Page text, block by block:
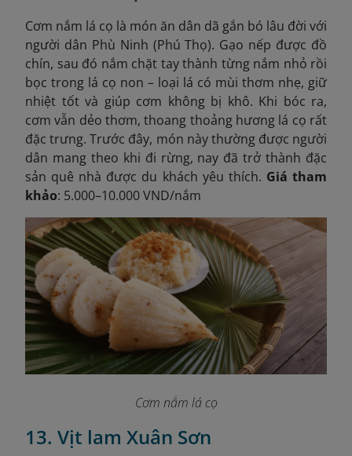
Cơm nắm lá cọ là món ăn dân dã gắn bó lâu đời với
người dân Phù Ninh (Phú Thọ). Gạo nếp được đồ
chín, sau đó nắm chặt tay thành từng nắm nhỏ rồi
bọc trong lá cọ non – loại lá có mùi thơm nhẹ, giữ
nhiệt tốt và giúp cơm không bị khô. Khi bóc ra,
cơm vẫn dẻo thơm, thoang thoảng hương lá cọ rất
đặc trưng. Trước đây, món này thường được người
dân mang theo khi đi rừng, nay đã trở thành đặc
sản quê nhà được du khách yêu thích. Giá tham
khảo: 5.000–10.000 VND/nắm
Cơm nắm lá cọ
13. Vịt lam Xuân Sơn